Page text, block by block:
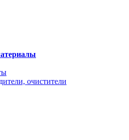
очистители